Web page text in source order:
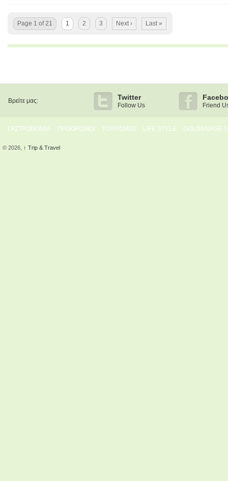
Page 1 of 21 1 2 3 Next › Last »
Βρείτε μας: Twitter
Follow Us Friend
ΓΑΣΤΡΟΝΟΜΙΑ ΠΡΟΟΡΙΣΜΟΙ ΤΟΥΡΙΣΜΟΣ LIFE STYLE GOLDENAGE
© 2026, ↑ Trip & Travel